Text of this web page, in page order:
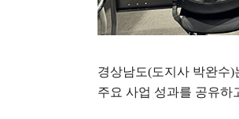
경상남도(도지사 박완수)
주요 사업 성과를 공유하